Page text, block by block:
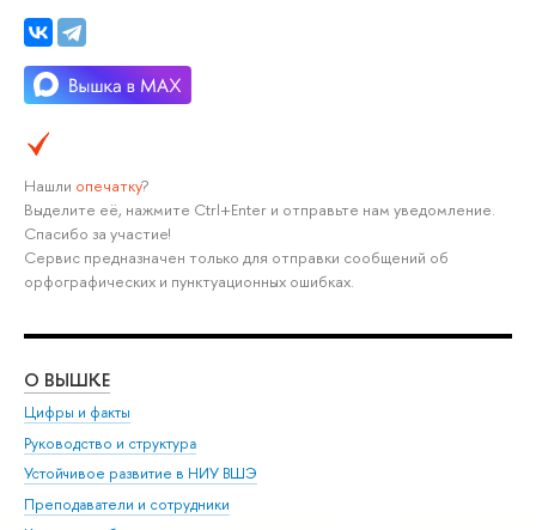
Нашли опечатку?
Выделите её, нажмите Ctrl+Enter и отправьте нам уведомление.
Спасибо за участие!
Сервис предназначен только для отправки сообщений об
орфографических и пунктуационных ошибках.
О ВЫШКЕ
Цифры и факты
Руководство и структура
Устойчивое развитие в НИУ ВШЭ
Преподаватели и сотрудники